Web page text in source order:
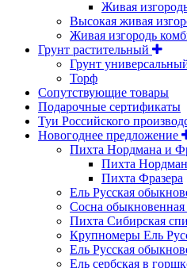
Живая
Высокая живая
Живая изгородь
Грунт растительный
Грунт
Торф
Сопутствующие товары
Подарочные сертификаты
Туи Российского
Новогоднее предложение
Пихта Нордмана и
Пихта
Пихта Фразера
Ель Русская
Сосна обыкновенная
Пихта Сибирская
Крупномеры Ель
Ель Русская
Ель сербская в